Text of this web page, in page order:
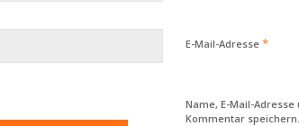
E-Mail-Adresse *
Name, E-Mail-
Kommentar speichern.